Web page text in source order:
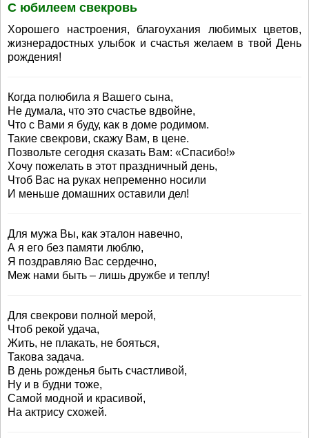
С юбилеем свекровь
Хорошего настроения, благоухания любимых цветов,
жизнерадостных улыбок и счастья желаем в твой День
рождения!
Когда полюбила я Вашего сына,
Не думала, что это счастье вдвойне,
Что с Вами я буду, как в доме родимом.
Такие свекрови, скажу Вам, в цене.
Позвольте сегодня сказать Вам: «Спасибо!»
Хочу пожелать в этот праздничный день,
Чтоб Вас на руках непременно носили
И меньше домашних оставили дел!
Для мужа Вы, как эталон навечно,
А я его без памяти люблю,
Я поздравляю Вас сердечно,
Меж нами быть – лишь дружбе и теплу!
Для свекрови полной мерой,
Чтоб рекой удача,
Жить, не плакать, не бояться,
Такова задача.
В день рожденья быть счастливой,
Ну и в будни тоже,
Самой модной и красивой,
На актрису схожей.